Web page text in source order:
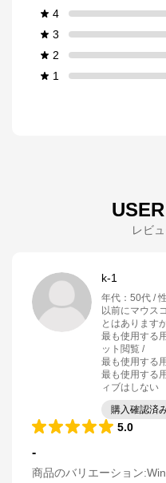
4
3
2
1
レビ
k-1
年代 ： 50代
以前にマウス
とはあります
最も使用する
ット閲覧
最も使用する
最も使用する
ィブはしない
購入確認済
5.0
-
商品のバリエーション: